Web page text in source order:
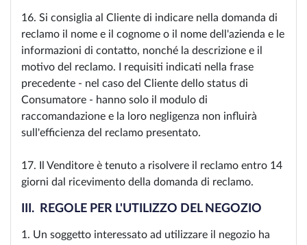
16. Si consiglia al Cliente di indicare nella domanda di
reclamo il nome e il cognome o il nome dell'azienda e le
informazioni di contatto, nonché la descrizione e il
motivo del reclamo. I requisiti indicati nella frase
precedente - nel caso del Cliente dello status di
Consumatore - hanno solo il modulo di
raccomandazione e la loro negligenza non influirà
sull'efficienza del reclamo presentato.
17. Il Venditore è tenuto a risolvere il reclamo entro 14
giorni dal ricevimento della domanda di reclamo.
III. REGOLE PER L'UTILIZZO DEL NEGOZIO
1. Un soggetto interessato ad utilizzare il negozio ha